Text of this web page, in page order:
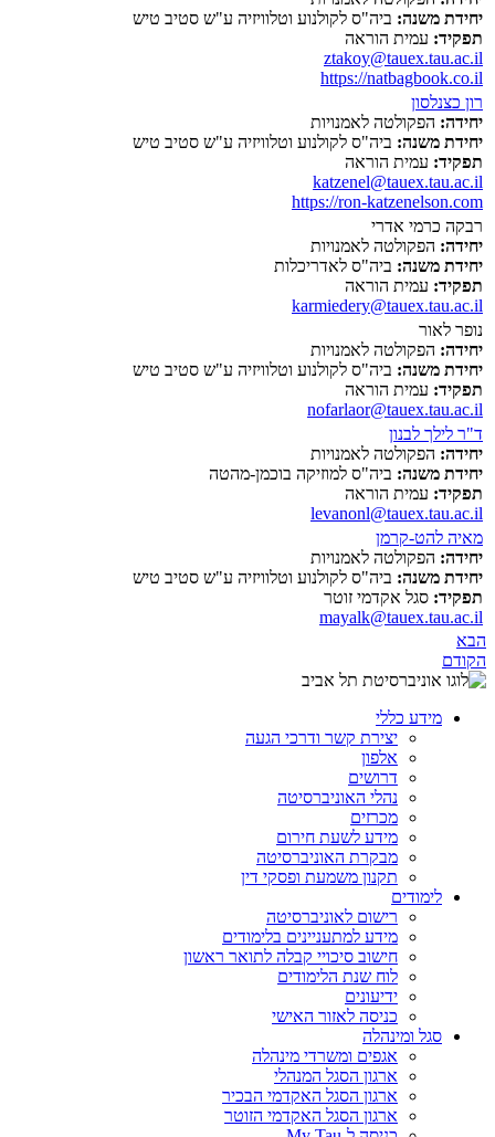
יחידת משנה: ביה"ס לקולנוע וטלוויזיה ע"ש סטיב טיש
תפקיד: עמית הוראה
ztakoy@tauex.tau.ac.il
https://natbagbook.co.il
רון כצנלסון
יחידה: הפקולטה לאמנויות
יחידת משנה: ביה"ס לקולנוע וטלוויזיה ע"ש סטיב טיש
תפקיד: עמית הוראה
katzenel@tauex.tau.ac.il
https://ron-katzenelson.com
רבקה כרמי אדרי
יחידה: הפקולטה לאמנויות
יחידת משנה: ביה"ס לאדריכלות
תפקיד: עמית הוראה
karmiedery@tauex.tau.ac.il
נופר לאור
יחידה: הפקולטה לאמנויות
יחידת משנה: ביה"ס לקולנוע וטלוויזיה ע"ש סטיב טיש
תפקיד: עמית הוראה
nofarlaor@tauex.tau.ac.il
ד"ר לילך לבנון
יחידה: הפקולטה לאמנויות
יחידת משנה: ביה"ס למוזיקה בוכמן-מהטה
תפקיד: עמית הוראה
levanonl@tauex.tau.ac.il
מאיה להט-קרמן
יחידה: הפקולטה לאמנויות
יחידת משנה: ביה"ס לקולנוע וטלוויזיה ע"ש סטיב טיש
תפקיד: סגל אקדמי זוטר
mayalk@tauex.tau.ac.il
הבא
הקודם
מידע כללי
יצירת קשר ודרכי הגעה
אלפון
דרושים
נהלי האוניברסיטה
מכרזים
מידע לשעת חירום
מבקרת האוניברסיטה
תקנון משמעת ופסקי דין
לימודים
רישום לאוניברסיטה
מידע למתעניינים בלימודים
חישוב סיכויי קבלה לתואר ראשון
לוח שנת הלימודים
ידיעונים
כניסה לאזור האישי
סגל ומינהלה
אגפים ומשרדי מינהלה
ארגון הסגל המנהלי
ארגון הסגל האקדמי הבכיר
ארגון הסגל האקדמי הזוטר